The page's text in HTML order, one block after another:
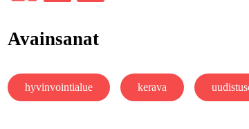
Avainsanat
hyvinvointialue kerava